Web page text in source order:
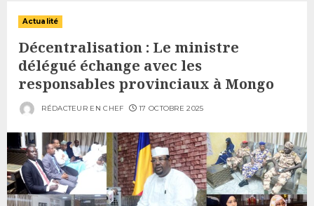
Actualité
Décentralisation : Le ministre
délégué échange avec les
responsables provinciaux à Mongo
RÉDACTEUR EN CHEF 17 OCTOBRE 2025